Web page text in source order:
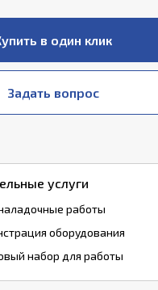
в один клик
Задать вопрос
услуги
работы
оборудования
набор для работы